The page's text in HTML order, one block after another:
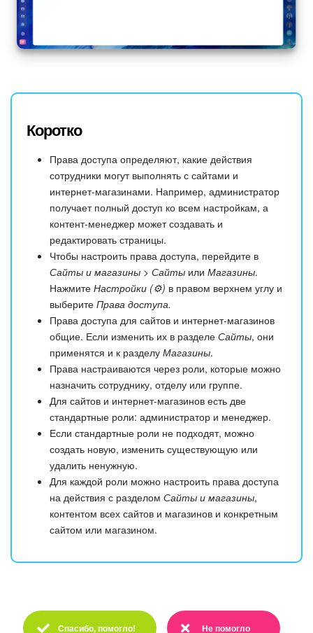
Коротко
Права доступа определяют, какие действия
сотрудники могут выполнять с сайтами и
интернет-магазинами. Например, администратор
получает полный доступ ко всем настройкам, а
контент-менеджер может создавать и
редактировать страницы.
Чтобы настроить права доступа, перейдите в
Сайты и магазины > Сайты или Магазины.
Нажмите Настройки (⚙️) в правом верхнем углу и
выберите Права доступа.
Права доступа для сайтов и интернет-магазинов
общие. Если изменить их в разделе Сайты, они
применятся и к разделу Магазины.
Права настраиваются через роли, которые можно
назначить сотруднику, отделу или группе.
Для сайтов и интернет-магазинов есть две
стандартные роли: администратор и менеджер.
Если стандартные роли не подходят, можно
создать новую, изменить существующую или
удалить ненужную.
Для каждой роли можно настроить права доступа
на действия с разделом Сайты и магазины,
контентом всех сайтов и магазинов и конкретным
сайтом или магазином.
Спасибо, помогло! Не помогло